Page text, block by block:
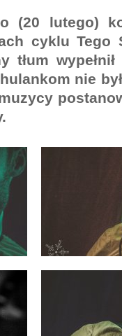
(20 lutego)
cyklu Tego
tłum
nie